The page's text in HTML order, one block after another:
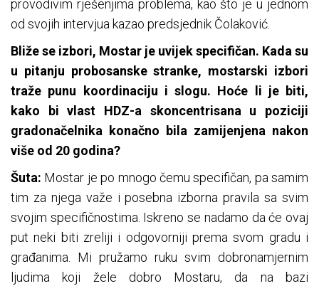
provodivim rješenjima problema, kao što je u jednom
od svojih intervjua kazao predsjednik Čolaković.
Bliže se izbori, Mostar je uvijek specifičan. Kada su
u pitanju probosanske stranke, mostarski izbori
traže punu koordinaciju i slogu. Hoće li je biti,
kako bi vlast HDZ-a skoncentrisana u poziciji
gradonačelnika konačno bila zamijenjena nakon
više od 20 godina?
Šuta: Mostar je po mnogo čemu specifičan, pa samim
tim za njega važe i posebna izborna pravila sa svim
svojim specifičnostima. Iskreno se nadamo da će ovaj
put neki biti zreliji i odgovorniji prema svom gradu i
građanima. Mi pružamo ruku svim dobronamjernim
ljudima koji žele dobro Mostaru, da na bazi